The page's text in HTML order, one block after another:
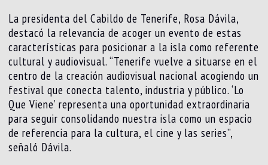
La presidenta del Cabildo de Tenerife, Rosa Dávila,
destacó la relevancia de acoger un evento de estas
características para posicionar a la isla como referente
cultural y audiovisual. “Tenerife vuelve a situarse en el
centro de la creación audiovisual nacional acogiendo un
festival que conecta talento, industria y público. ‘Lo
Que Viene’ representa una oportunidad extraordinaria
para seguir consolidando nuestra isla como un espacio
de referencia para la cultura, el cine y las series”,
señaló Dávila.